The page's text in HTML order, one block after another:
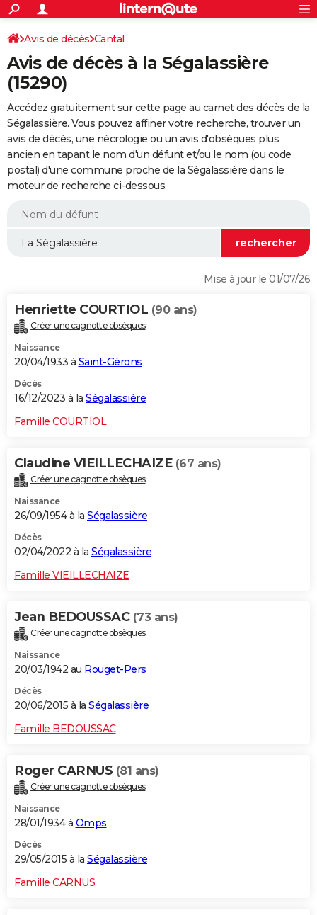
ACTUALITÉS
Politique
Société
Faits Divers
Education
Monde
Villes
+
SPORT
Coupe du monde 2026
Football
Tennis
Cyclisme
Rugby
Forum
FINANCE
Retraite
Impôts
Epargne
Immobilier
Risques naturels par ville
Banque
Assurance
Crédit
AUTO
Essais
Réserver un essai
Citadines
Berlines
SUV
Forum auto
+
HIGH-TECH
Mobiles
Meilleur smartphone
Internet
Ordinateurs
Jeux vidéo
Guide high-tech
+BRICOLAGE
Forum
Aménagement intérieur
Extérieur
Cuisine
Salle de bains
Jardinage
Rangement
WEEK-END
Guides de France
Escapades
Patrimoine
Expositions
Musées
Week-end nature
LIFESTYLE
Alimentation
Guide de la santé
Maladies
Médicaments
Sommeil
VOYAGE
Destinations
City break
Voyage nature
Voyage de noces
Forum
Climat
+PHOTO
GUIDES D'ACHAT
BONS PLANS
CARTE DE VOEUX
Dictionnaire
Biographies
Citations
Expressions
Proverbes
PROGRAMME TV
COPAINS D'AVANT
S'inscrire
Se connecter
Lycées
Collèges
Primaires
Universités
Entreprises
Service militaire
Avis de recherche
AVIS DE DÉCÈS
Avis de décès Cantal
Avis de décès à la Ségalassière
(15290)
Accédez gratuitement sur cette page au carnet des décès de la
Ségalassière. Vous pouvez affiner votre recherche, trouver un
avis de décès, une nécrologie ou un avis d'obsèques plus
ancien en tapant le nom d'un défunt et/ou le nom (ou code
postal) d'une commune proche de la Ségalassière dans le
moteur de recherche ci-dessous.
Mise à jour le 01/07/26
Henriette COURTIOL (90 ans)
Créer une cagnotte obsèques
Naissance
20/04/1933 à Saint-Gérons
Décès
16/12/2023 à la Ségalassière
Famille COURTIOL
Claudine VIEILLECHAIZE (67 ans)
Créer une cagnotte obsèques
Naissance
26/09/1954 à la Ségalassière
Décès
02/04/2022 à la Ségalassière
Famille VIEILLECHAIZE
Jean BEDOUSSAC (73 ans)
Créer une cagnotte obsèques
Naissance
20/03/1942 au Rouget-Pers
Décès
20/06/2015 à la Ségalassière
Famille BEDOUSSAC
Roger CARNUS (81 ans)
Créer une cagnotte obsèques
Naissance
28/01/1934 à Omps
Décès
29/05/2015 à la Ségalassière
Famille CARNUS